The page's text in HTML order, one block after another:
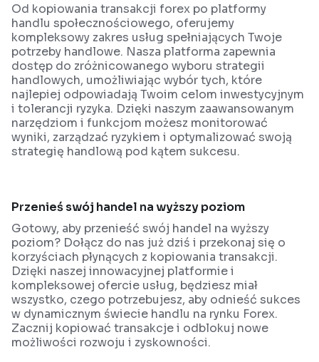
Od kopiowania transakcji forex po platformy
handlu społecznościowego, oferujemy
kompleksowy zakres usług spełniających Twoje
potrzeby handlowe. Nasza platforma zapewnia
dostęp do zróżnicowanego wyboru strategii
handlowych, umożliwiając wybór tych, które
najlepiej odpowiadają Twoim celom inwestycyjnym
i tolerancji ryzyka. Dzięki naszym zaawansowanym
narzędziom i funkcjom możesz monitorować
wyniki, zarządzać ryzykiem i optymalizować swoją
strategię handlową pod kątem sukcesu.
Przenieś swój handel na wyższy poziom
Gotowy, aby przenieść swój handel na wyższy
poziom? Dołącz do nas już dziś i przekonaj się o
korzyściach płynących z kopiowania transakcji.
Dzięki naszej innowacyjnej platformie i
kompleksowej ofercie usług, będziesz miał
wszystko, czego potrzebujesz, aby odnieść sukces
w dynamicznym świecie handlu na rynku Forex.
Zacznij kopiować transakcje i odblokuj nowe
możliwości rozwoju i zyskowności.